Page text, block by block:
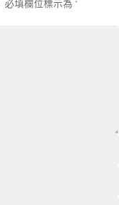
必填欄位標示為 *